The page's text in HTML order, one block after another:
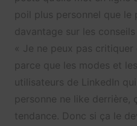
poil plus personnel que le
davantage sur les conseils
« Je ne peux pas
parce que les modes et
utilisateurs de LinkedIn
personne ne like derrière,
tendance. Donc si ça le